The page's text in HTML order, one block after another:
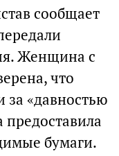
сообщает
Женщина с
что
за «давностью
предоставила
бумаги.